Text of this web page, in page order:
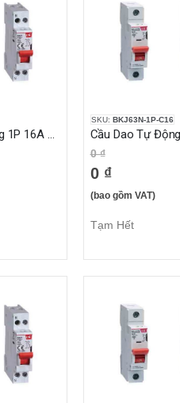
Cầu Dao Tự Động 1P 16A 10KA
SKU: BKJ63N-1P-C16
0 ₫
0 ₫
(bao gồm VAT)
Tạm Hết